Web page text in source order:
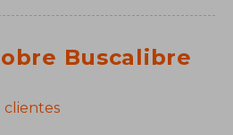
Buscalibre
clientes